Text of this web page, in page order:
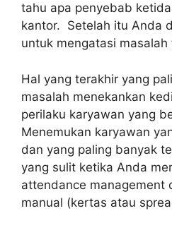
tahu apa penyebab
kantor. Setelah itu Anda
untuk mengatasi
Hal yang terakhir yang
masalah menekankan
perilaku karyawan yang
Menemukan karyawan
dan yang paling banyak
yang sulit ketika Anda
attendance management
manual (kertas atau